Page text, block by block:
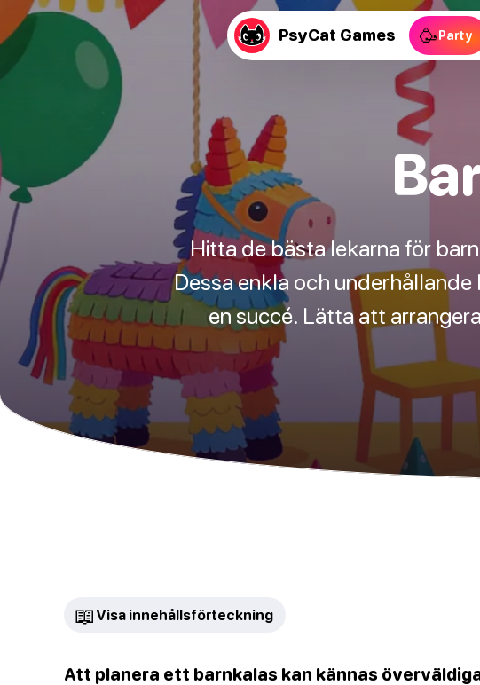
PsyCat Games 🥳Party
Hitta de bästa lekarna för
Dessa enkla och
en succé. Lätta att
📖 Visa innehållsförteckning
Att planera ett barnkalas kan kännas